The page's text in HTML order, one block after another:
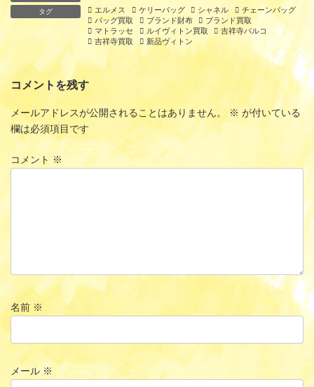
タグ エルメス ケリーバッグ シャネル
チェーンバッグ
バッグ買取
ブランド財布
ブランド買取
マトラッセ
ルイヴィトン買取
吉祥寺パルコ
吉祥寺買取
新品ヴィトン
コメントを残す
メールアドレスが公開されることはありません。 ※ が付いている
欄は必須項目です
コメント ※
名前 ※
メール ※